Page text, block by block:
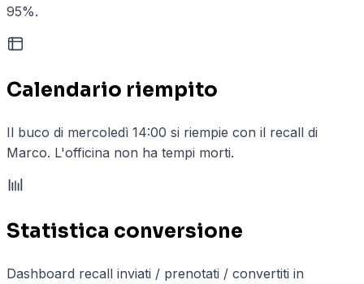
95%.
Calendario riempito
Il buco di mercoledì 14:00 si riempie con il recall di
Marco. L'officina non ha tempi morti.
Statistica conversione
Dashboard recall inviati / prenotati / convertiti in